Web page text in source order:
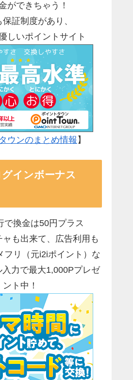
ができちゃう！
証制度があり、
しいポイントサイト
ウンのまとめ情報 】
インボーナス
で換金は50円プラス
も出来て、広告利用も
フリ（元i2iポイント）な
入力で最大1,000Pプレゼ
ント中！